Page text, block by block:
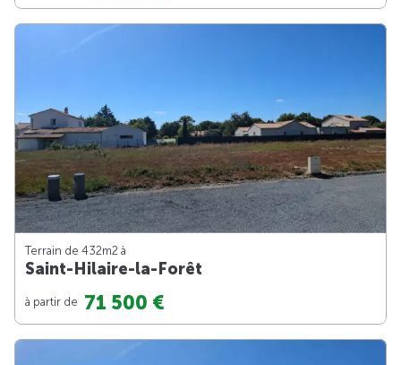
Terrain de 432m2 à
Saint-Hilaire-la-Forêt
à partir de 71 500 €